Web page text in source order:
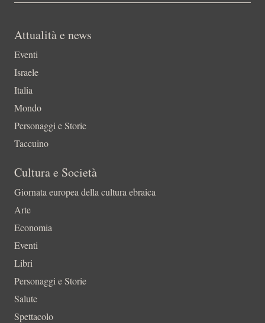
Attualità e news
Eventi
Israele
Italia
Mondo
Personaggi e Storie
Taccuino
Cultura e Società
Giornata europea della cultura ebraica
Arte
Economia
Eventi
Libri
Personaggi e Storie
Salute
Spettacolo